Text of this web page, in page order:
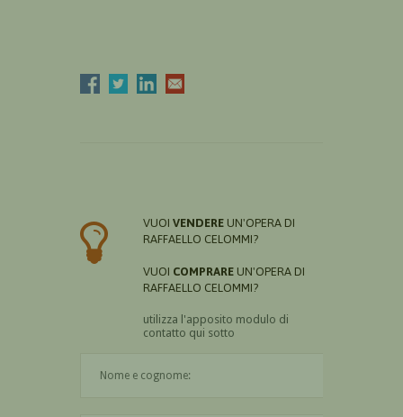
VUOI VENDERE UN'OPERA DI
RAFFAELLO CELOMMI?
VUOI COMPRARE UN'OPERA DI
RAFFAELLO CELOMMI?
utilizza l'apposito modulo di
contatto qui sotto